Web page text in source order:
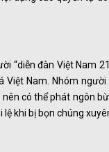
“diễn đàn Việt Nam
Việt Nam. Nhóm
nên có thể phát ngôn
lệ khi bị bọn chúng